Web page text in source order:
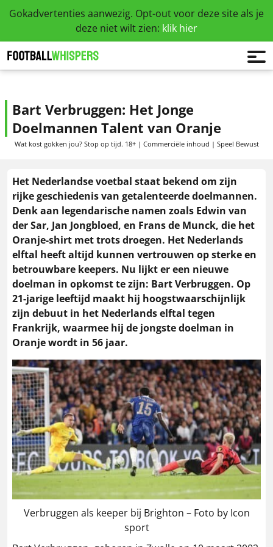
Gokadvertenties aanwezig. Opt-out voor deze site als je
deze niet wilt zien: klik hier
Bart Verbruggen: Het Jonge
Doelmannen Talent van Oranje
Wat kost gokken jou? Stop op tijd. 18+ | Commerciële inhoud | Speel Bewust
Het Nederlandse voetbal staat bekend om zijn
rijke geschiedenis van getalenteerde doelmannen.
Denk aan legendarische namen zoals Edwin van
der Sar, Jan Jongbloed, en Frans de Munck, die het
Oranje-shirt met trots droegen. Het Nederlands
elftal heeft altijd kunnen vertrouwen op sterke en
betrouwbare keepers. Nu lijkt er een nieuwe
doelman in opkomst te zijn: Bart Verbruggen. Op
21-jarige leeftijd maakt hij hoogstwaarschijnlijk
zijn debuut in het Nederlands elftal tegen
Frankrijk, waarmee hij de jongste doelman in
Oranje wordt in 56 jaar.
Verbruggen als keeper bij Brighton – Foto by Icon
sport